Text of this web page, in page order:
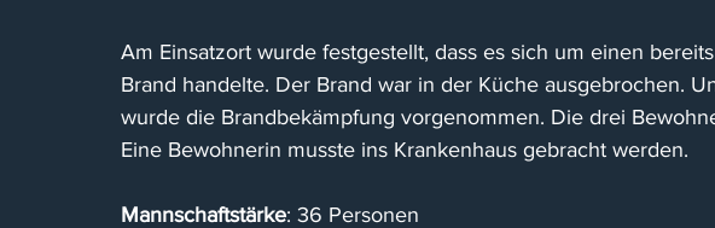
Am Einsatzort wurde festgestellt, dass es sich um einen
Brand handelte. Der Brand war in der Küche ausgebrochen.
wurde die Brandbekämpfung vorgenommen. Die drei
Eine Bewohnerin musste ins Krankenhaus gebracht werden.
Mannschaftstärke: 36 Personen